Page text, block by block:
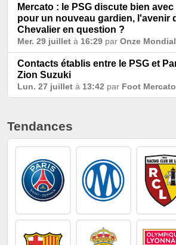
Mercato : le PSG discute bien avec
pour un nouveau gardien, l'avenir
Chevalier en question ?
Mer. 29 juillet à 16:29 par Onze Mondial
Contacts établis entre le PSG et
Zion Suzuki
Lun. 27 juillet à 13:42 par Foot Mercato
Tendances